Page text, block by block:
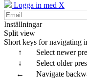
Logga in med X
Inställningar
Split view
Short keys for navigating
↑
Select newer
↓
Select older
←
Navigate